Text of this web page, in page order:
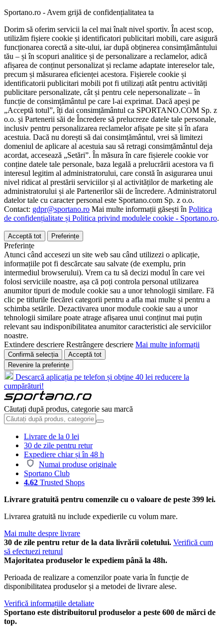
Sportano.ro - Avem grijă de confidențialitatea ta
Dorim să oferim servicii la cel mai înalt nivel sportiv. În acest scop,
utilizăm fișiere cookie și identificatori publicitari mobili, care asigură
funcționarea corectă a site-ului, iar după obținerea consimțământului
tău – și în scopuri analitice și de personalizare a reclamelor, adică
afișarea de conținut personalizat și reclame adaptate intereselor tale,
precum și măsurarea eficienței acestora. Fișierele cookie și
identificatorii publicitari mobili pot fi utilizați atât pentru activități
publicitare personalizate, cât și pentru cele nepersonalizate – în
funcție de consimțământul pe care l-ai exprimat. Dacă apeși pe
„Acceptă totul”, îți dai consimțământul ca SPORTANO.COM Sp. z
o.o. și Partenerii săi de Încredere să prelucreze datele tale personale,
inclusiv pentru personalizarea reclamelor afișate pe site și în afara
acestuia. Dacă nu dorești să dai consimțământul, vrei să limitezi
domeniul de aplicare al acestuia sau să retragi consimțământul deja
acordat, accesează „Setări”. În măsura în care fișierele cookie vor
conține datele tale personale, baza legală a prelucrării acestora va fi
interesul legitim al administratorului, care constă în asigurarea unui
nivel ridicat al prestării serviciilor și al activităților de marketing ale
administratorului și ale Partenerilor săi de încredere. Administratorul
datelor tale cu caracter personal este Sportano.com Sp. z o.o.
Contact: gdpr@sportano.ro Mai multe informații găsești în Politica
de confidențialitate și Politica privind modulele cookie - Sportano.ro.
Acceptă tot Preferințe
Preferințe
Atunci când accesezi un site web sau când utilizezi o aplicație,
informațiile pot fi descărcate sau salvate (de exemplu, prin
intermediul browserului). Vrem ca tu să decizi modul în care vei
folosi serviciile noastre, așa că poți controla personal utilizarea
anumitor tipuri de module cookie sau a unor tehnologii similare. Fă
clic pe titlurile fiecărei categorii pentru a afla mai multe și pentru a
schimba setările. Dezactivarea unor module cookie sau a unor
tehnologii similare poate atrage afișarea unui conținut mai puțin
relevant sau indisponibilitatea anumitor caracteristici ale serviciilor
noastre.
Extindere descriere Restrângere descriere Mai multe informații
Confirmă selecția
Acceptă tot
Revenire la preferințe
Descarcă aplicația pe telefon și obține 40 lei reducere la
cumpărături!
Căutați după produs, categorie sau marcă
Livrare de la 0 lei
30 de zile pentru retur
Expediere chiar și în 48 h
Numai produse originale
Sportano Club
4.62 Trusted Shops
Livrare gratuită pentru comenzile cu o valoare de peste 399 lei.
Livrarea gratuită nu include expedierile cu volum mare.
Mai multe despre livrare
30 de zile pentru retur de la data livrării coletului. Verifică cum
să efectuezi returul
Majoritatea produselor le expediem până la 48h.
Perioada de realizare a comenzilor poate varia în funcție de
disponibilitatea produselor și a metodei de livrare alese.
Verifică informațiile detaliate
Sportano este distribuitorul produselor a peste 600 de mărci de
top.